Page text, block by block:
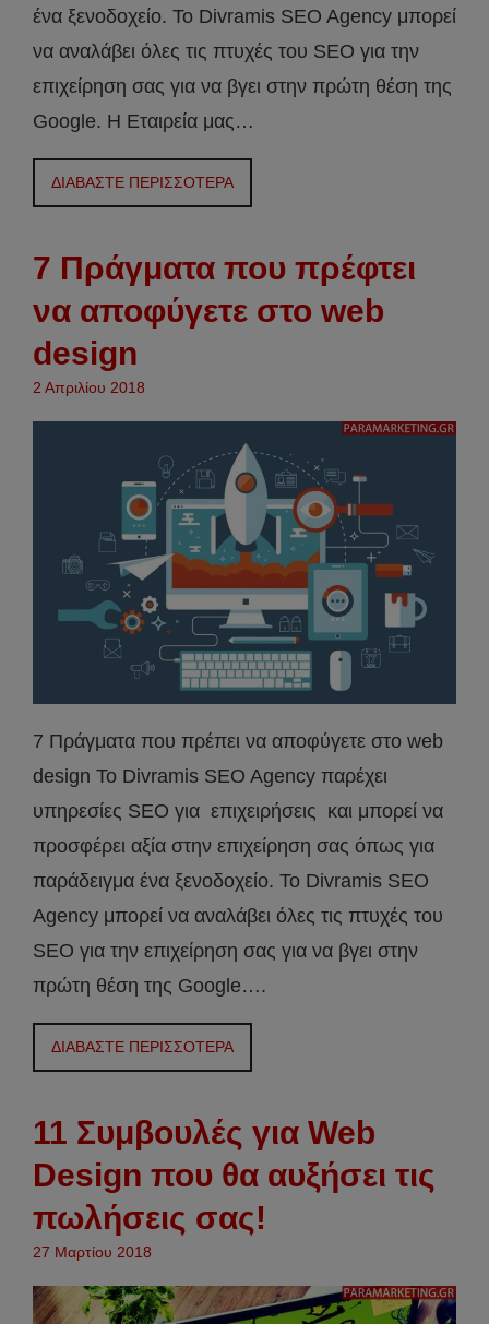
ένα ξενοδοχείο. Το Divramis SEO Agency μπορεί
να αναλάβει όλες τις πτυχές του SEO για την
επιχείρηση σας για να βγει στην πρώτη θέση της
Google. Η Εταιρεία μας…
ΔΙΑΒΑΣΤΕ ΠΕΡΙΣΣΟΤΕΡΑ
7 Πράγματα που πρέφτει
να αποφύγετε στο web
design
2 Απριλίου 2018
7 Πράγματα που πρέπει να αποφύγετε στο web
design Το Divramis SEO Agency παρέχει
υπηρεσίες SEO για επιχειρήσεις και μπορεί να
προσφέρει αξία στην επιχείρηση σας όπως για
παράδειγμα ένα ξενοδοχείο. Το Divramis SEO
Agency μπορεί να αναλάβει όλες τις πτυχές του
SEO για την επιχείρηση σας για να βγει στην
πρώτη θέση της Google….
ΔΙΑΒΑΣΤΕ ΠΕΡΙΣΣΟΤΕΡΑ
11 Συμβουλές για Web
Design που θα αυξήσει τις
πωλήσεις σας!
27 Μαρτίου 2018